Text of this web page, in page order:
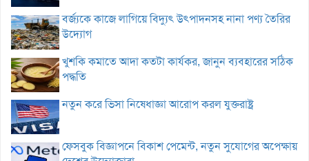
বর্জ্যকে কাজে লাগিয়ে বিদ্যুৎ উৎপাদনসহ নানা পণ্য তৈরির
উদ্যোগ
খুশকি কমাতে আদা কতটা কার্যকর, জানুন ব্যবহারের সঠিক
পদ্ধতি
নতুন করে ভিসা নিষেধাজ্ঞা আরোপ করল যুক্তরাষ্ট্র
ফেসবুক বিজ্ঞাপনে বিকাশ পেমেন্ট, নতুন সুযোগের অপেক্ষায়